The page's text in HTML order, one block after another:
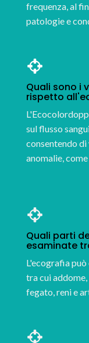
frequenza, al
patologie e
Quali sono i
rispetto
sul flusso
consentendo
anomalie,
Quali parti
esaminate
L'ecografia
tra cui
fegato, reni e